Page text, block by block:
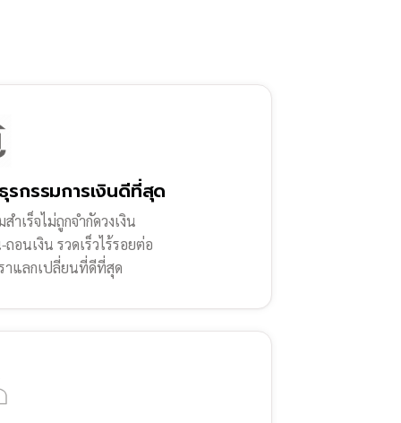
กรรมการเงินดีที่สุด
ำเร็จไม่ถูกจำกัดวงเงิน
ถอนเงิน รวดเร็วไร้รอยต่อ
าแลกเปลี่ยนที่ดีที่สุด